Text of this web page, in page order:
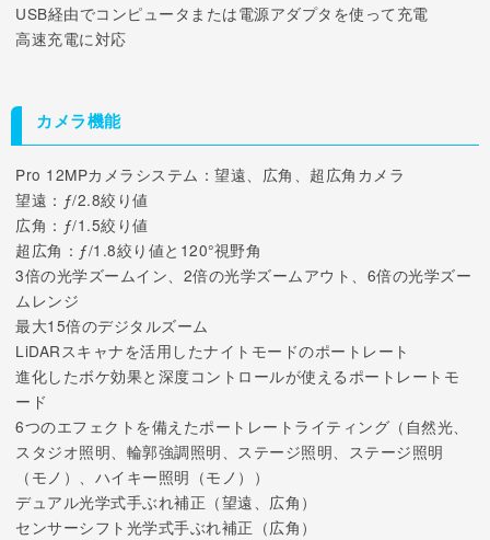
USB経由でコンピュータまたは電源アダプタを使って充電
高速充電に対応
カメラ機能
Pro 12MPカメラシステム：望遠、広角、超広角カメラ
望遠：ƒ/2.8絞り値
広角：ƒ/1.5絞り値
超広角：ƒ/1.8絞り値と120°視野角
3倍の光学ズームイン、2倍の光学ズームアウト、6倍の光学ズー
ムレンジ
最大15倍のデジタルズーム
LiDARスキャナを活用したナイトモードのポートレート
進化したボケ効果と深度コントロールが使えるポートレートモ
ード
6つのエフェクトを備えたポートレートライティング（自然光、
スタジオ照明、輪郭強調照明、ステージ照明、ステージ照明
（モノ）、ハイキー照明（モノ））
デュアル光学式手ぶれ補正（望遠、広角）
センサーシフト光学式手ぶれ補正（広角）